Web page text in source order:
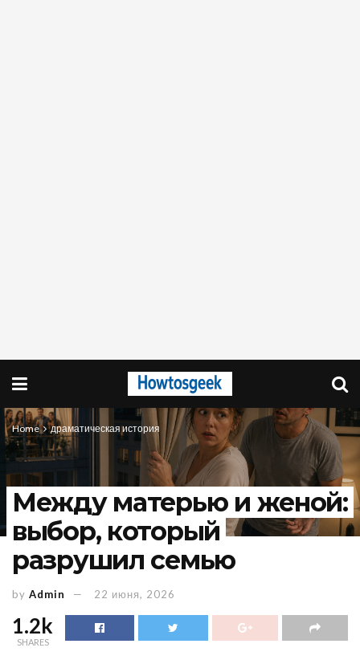
Home драматическая история
Между матерью и женой:
выбор, который
разрушил семью
by Admin 22 июня, 2026
1.2k
SHARES